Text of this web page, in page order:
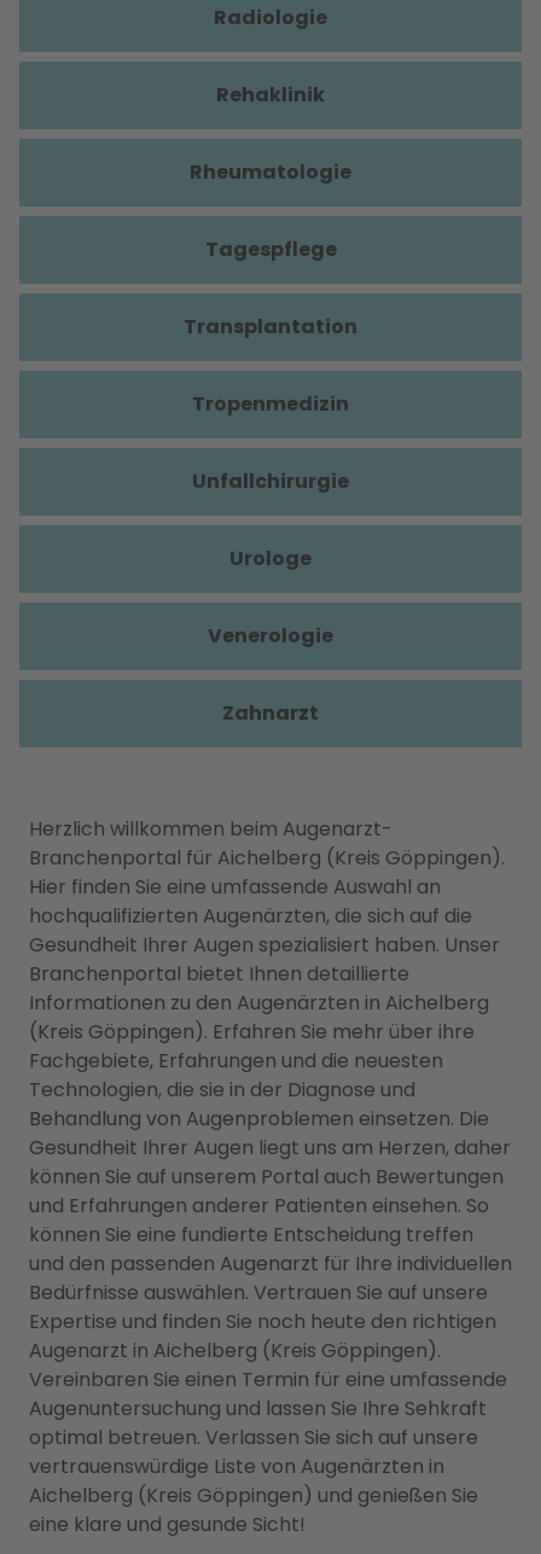
Herzlich willkommen beim Augenarzt-
Branchenportal für Aichelberg (Kreis Göppingen).
Hier finden Sie eine umfassende Auswahl an
hochqualifizierten Augenärzten, die sich auf die
Gesundheit Ihrer Augen spezialisiert haben. Unser
Branchenportal bietet Ihnen detaillierte
Informationen zu den Augenärzten in Aichelberg
(Kreis Göppingen). Erfahren Sie mehr über ihre
Fachgebiete, Erfahrungen und die neuesten
Technologien, die sie in der Diagnose und
Behandlung von Augenproblemen einsetzen. Die
Gesundheit Ihrer Augen liegt uns am Herzen, daher
können Sie auf unserem Portal auch Bewertungen
und Erfahrungen anderer Patienten einsehen. So
können Sie eine fundierte Entscheidung treffen
und den passenden Augenarzt für Ihre individuellen
Bedürfnisse auswählen. Vertrauen Sie auf unsere
Expertise und finden Sie noch heute den richtigen
Augenarzt in Aichelberg (Kreis Göppingen).
Vereinbaren Sie einen Termin für eine umfassende
Augenuntersuchung und lassen Sie Ihre Sehkraft
optimal betreuen. Verlassen Sie sich auf unsere
vertrauenswürdige Liste von Augenärzten in
Aichelberg (Kreis Göppingen) und genießen Sie
eine klare und gesunde Sicht!
Radiologie
Rehaklinik
Rheumatologie
Tagespflege
Transplantation
Tropenmedizin
Unfallchirurgie
Urologe
Venerologie
Zahnarzt